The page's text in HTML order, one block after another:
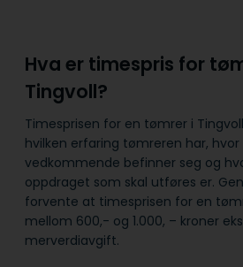
Hva er timespris for
Tingvoll?
Timesprisen for en tømrer i
hvilken erfaring tømreren har,
vedkommende befinner seg og
oppdraget som skal utføres er.
forvente at timesprisen for en
mellom 600,- og 1.000, – kroner
merverdiavgift.